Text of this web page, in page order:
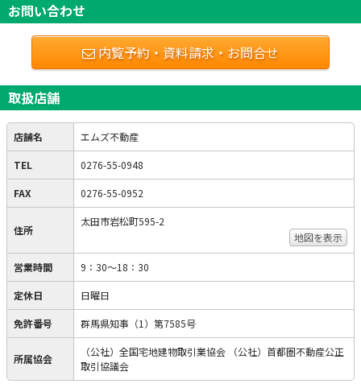
お問い合わせ
内覧予約・資料請求・お問合せ
取扱店舗
店舗名 エムズ不動産
TEL 0276-55-0948
FAX 0276-55-0952
住所
太田市岩松町595-2
地図を表示
営業時間 9：30～18：30
定休日 日曜日
免許番号 群馬県知事（1）第7585号
所属協会
（公社）全国宅地建物取引業協会 （公社）首都圏不動産公正
取引協議会